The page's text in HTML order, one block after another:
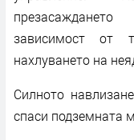
зависимост от
нахлуването на
Силното
спаси подземната